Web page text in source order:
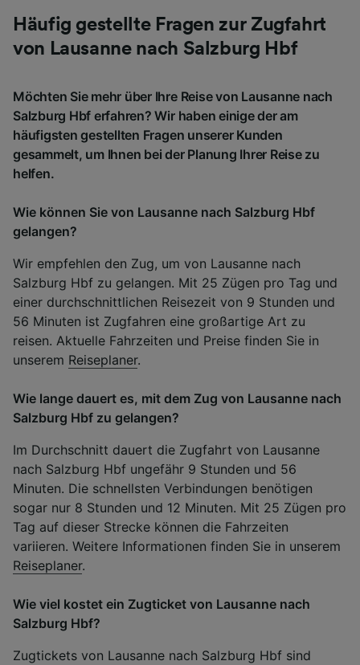
Häufig gestellte Fragen zur Zugfahrt
von Lausanne nach Salzburg Hbf
Möchten Sie mehr über Ihre Reise von Lausanne nach
Salzburg Hbf erfahren? Wir haben einige der am
häufigsten gestellten Fragen unserer Kunden
gesammelt, um Ihnen bei der Planung Ihrer Reise zu
helfen.
Wie können Sie von Lausanne nach Salzburg Hbf
gelangen?
Wir empfehlen den Zug, um von Lausanne nach
Salzburg Hbf zu gelangen. Mit 25 Zügen pro Tag und
einer durchschnittlichen Reisezeit von 9 Stunden und
56 Minuten ist Zugfahren eine großartige Art zu
reisen. Aktuelle Fahrzeiten und Preise finden Sie in
unserem Reiseplaner.
Wie lange dauert es, mit dem Zug von Lausanne nach
Salzburg Hbf zu gelangen?
Im Durchschnitt dauert die Zugfahrt von Lausanne
nach Salzburg Hbf ungefähr 9 Stunden und 56
Minuten. Die schnellsten Verbindungen benötigen
sogar nur 8 Stunden und 12 Minuten. Mit 25 Zügen pro
Tag auf dieser Strecke können die Fahrzeiten
variieren. Weitere Informationen finden Sie in unserem
Reiseplaner.
Wie viel kostet ein Zugticket von Lausanne nach
Salzburg Hbf?
Zugtickets von Lausanne nach Salzburg Hbf sind